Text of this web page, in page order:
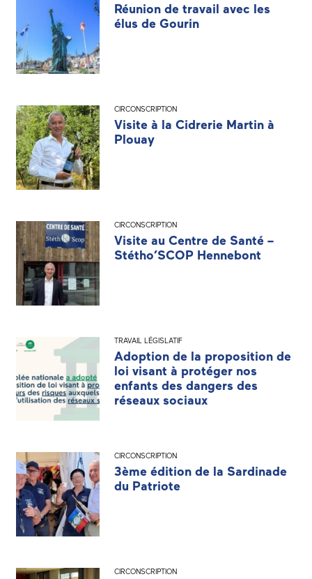
Réunion de travail avec les
élus de Gourin
CIRCONSCRIPTION
Visite à la Cidrerie Martin à
Plouay
CIRCONSCRIPTION
Visite au Centre de Santé –
Stétho’SCOP Hennebont
TRAVAIL LÉGISLATIF
Adoption de la proposition de
loi visant à protéger nos
enfants des dangers des
réseaux sociaux
CIRCONSCRIPTION
3ème édition de la Sardinade
du Patriote
CIRCONSCRIPTION